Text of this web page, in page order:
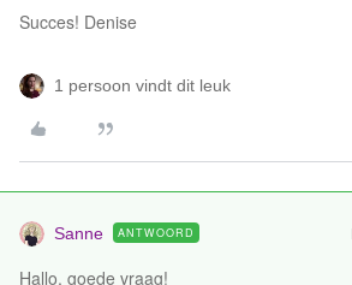
Succes! Denise
1 persoon vindt dit leuk
Sanne ANTWOORD
Hallo, goede vraag!